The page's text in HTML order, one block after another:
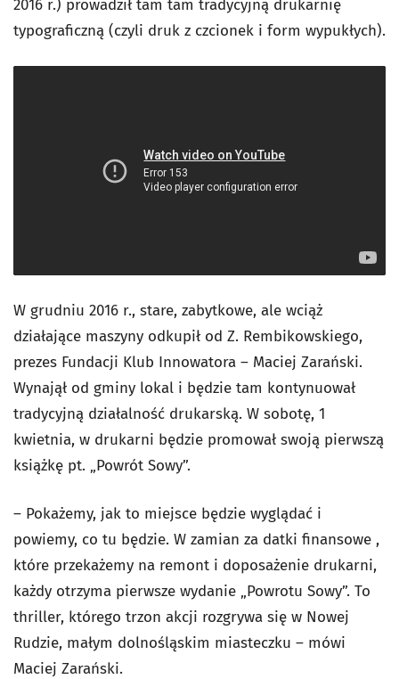
2016 r.) prowadził tam tam tradycyjną drukarnię
typograficzną (czyli druk z czcionek i form wypukłych).
W grudniu 2016 r., stare, zabytkowe, ale wciąż
działające maszyny odkupił od Z. Rembikowskiego,
prezes Fundacji Klub Innowatora – Maciej Zarański.
Wynajął od gminy lokal i będzie tam kontynuował
tradycyjną działalność drukarską. W sobotę, 1
kwietnia, w drukarni będzie promował swoją pierwszą
książkę pt. „Powrót Sowy”.
– Pokażemy, jak to miejsce będzie wyglądać i
powiemy, co tu będzie. W zamian za datki finansowe ,
które przekażemy na remont i doposażenie drukarni,
każdy otrzyma pierwsze wydanie „Powrotu Sowy”. To
thriller, którego trzon akcji rozgrywa się w Nowej
Rudzie, małym dolnośląskim miasteczku – mówi
Maciej Zarański.